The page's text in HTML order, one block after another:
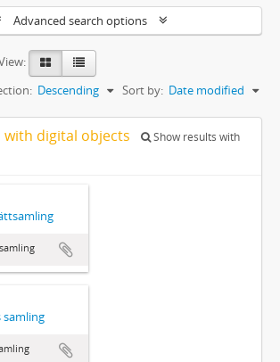
Advanced search options
Sort by: Date modified
Descending
with digital objects
Show results with
samling